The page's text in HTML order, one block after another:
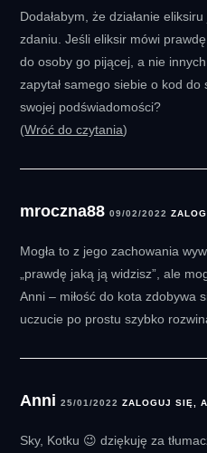
Dodałabym, że działanie
zdaniu. Jeśli eliksir mówi
do osoby go pijącej, a nie
zapytał samego siebie o kod do
swojej podświadomości?
Wróć do czytania
mroczna88 09/02/2022
Mogła to z jego zachowania
„prawdę jaką ją widzisz”, ale
Anni – miłość do kota zdobywa
uczucie po prostu szybko
Anni 25/01/2022 ZALOGUJ SIĘ,
Sky, Kotku 😉 dziękuję za